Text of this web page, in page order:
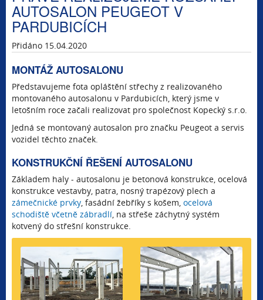
AUTOSALON PEUGEOT V
PARDUBICÍCH
Přidáno 15.04.2020
MONTÁŽ AUTOSALONU
Představujeme fota opláštění střechy z realizovaného
montovaného autosalonu v Pardubicích, který jsme v
letošním roce začali realizovat pro společnost Kopecký s.r.o.
Jedná se montovaný autosalon pro značku Peugeot a servis
vozidel těchto značek.
KONSTRUKČNÍ ŘEŠENÍ AUTOSALONU
Základem haly - autosalonu je betonová konstrukce, ocelová
konstrukce vestavby, patra, nosný trapézový plech a
zámečnické prvky, fasádní žebříky s košem, ocelová
schodiště včetně zábradlí, na střeše záchytný systém
kotvený do střešní konstrukce.